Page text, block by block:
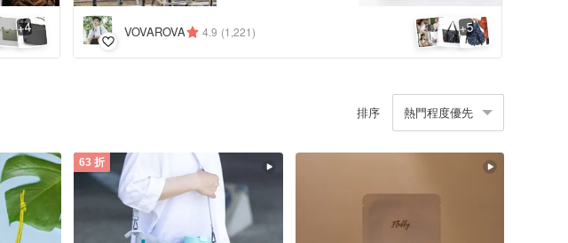
+4 VOVAROVA 4.9 (1,221) +5
排序 熱門程度優先
63 折